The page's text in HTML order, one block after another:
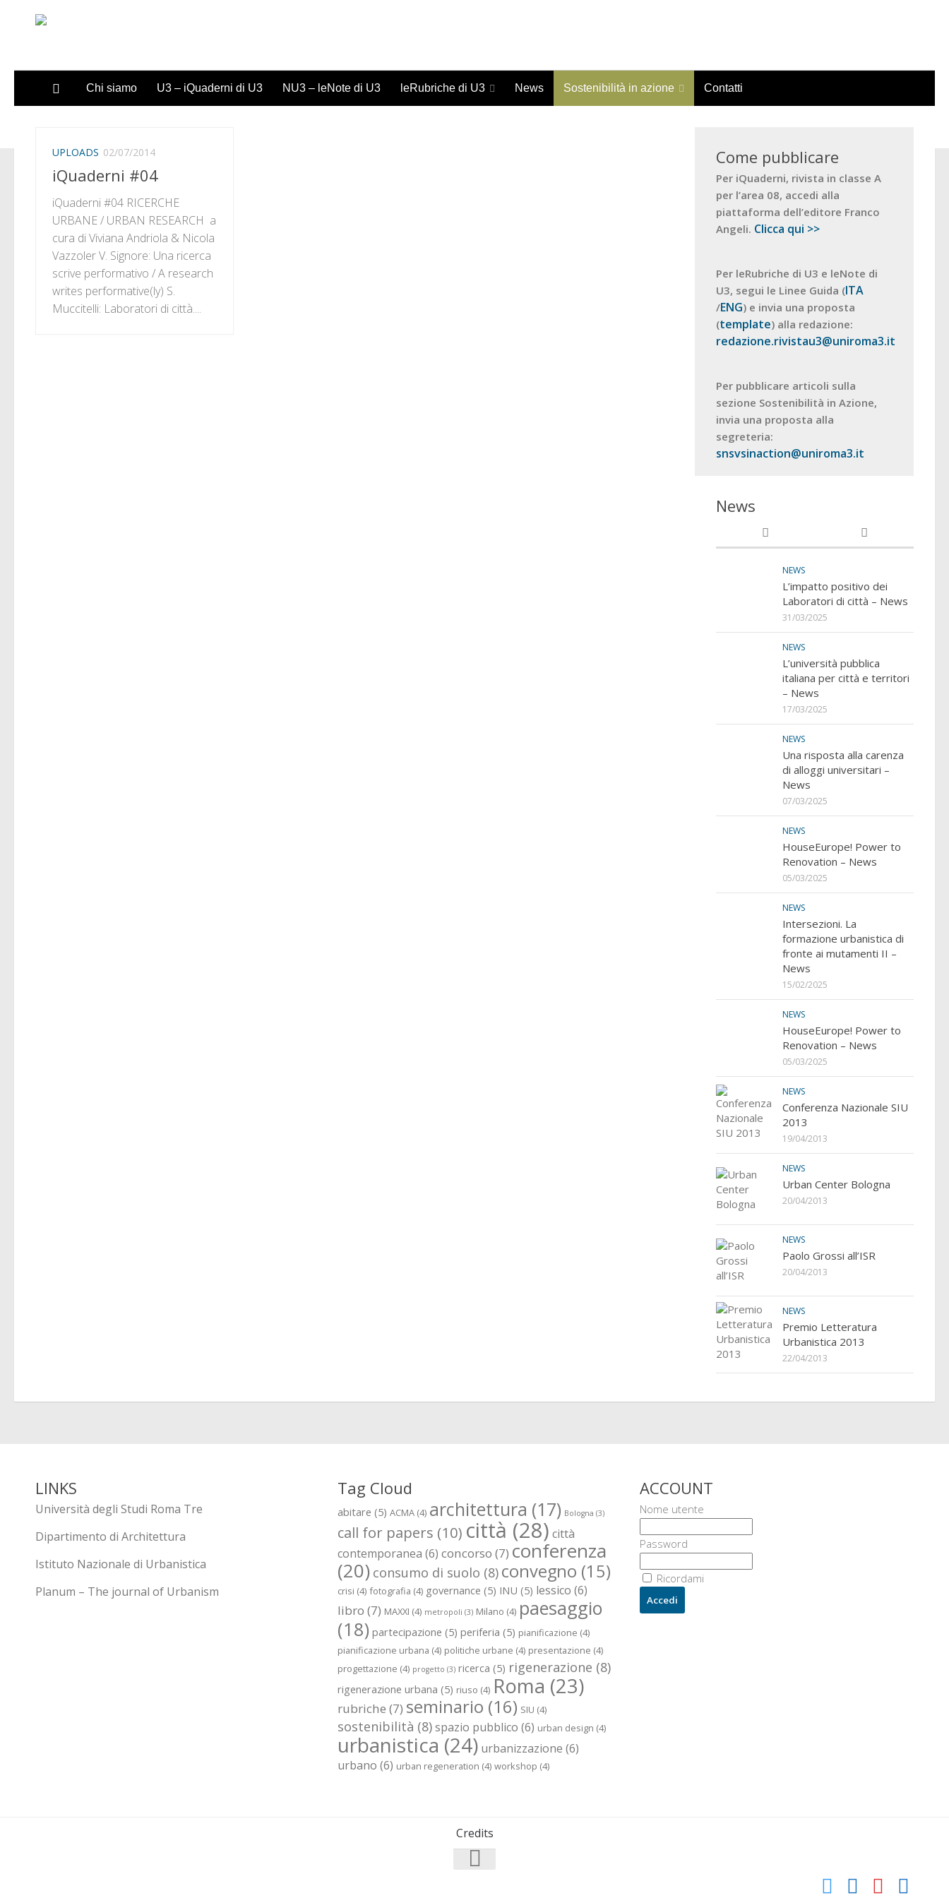
Sotto il contenuto
Chi siamo U3 – iQuaderni di U3 NU3 – leNote di U3 leRubriche di U3 News Sostenibilità in azione Contatti
UPLOADS 02/07/2014
iQuaderni #04
iQuaderni #04 RICERCHE
URBANE / URBAN RESEARCH a
cura di Viviana Andriola & Nicola
Vazzoler V. Signore: Una ricerca
scrive performativo / A research
writes performative(ly) S.
Muccitelli: Laboratori di città....
Come pubblicare
Per iQuaderni, rivista in classe A
per l’area 08, accedi alla
piattaforma dell’editore Franco
Angeli. Clicca qui >>
Per leRubriche di U3 e leNote di
U3, segui le Linee Guida (ITA
/ENG) e invia una proposta
(template) alla redazione:
redazione.rivistau3@uniroma3.it
Per pubblicare articoli sulla
sezione Sostenibilità in Azione,
invia una proposta alla
segreteria:
snsvsinaction@uniroma3.it
News
NEWS
L’impatto positivo dei
Laboratori di città – News
31/03/2025
NEWS
L’università pubblica
italiana per città e territori
– News
17/03/2025
NEWS
Una risposta alla carenza
di alloggi universitari –
News
07/03/2025
NEWS
HouseEurope! Power to
Renovation – News
05/03/2025
NEWS
Intersezioni. La
formazione urbanistica di
fronte ai mutamenti II –
News
15/02/2025
NEWS
HouseEurope! Power to
Renovation – News
05/03/2025
NEWS
Conferenza Nazionale SIU
2013
19/04/2013
NEWS
Urban Center Bologna
20/04/2013
NEWS
Paolo Grossi all’ISR
20/04/2013
NEWS
Premio Letteratura
Urbanistica 2013
22/04/2013
LINKS
Università degli Studi Roma Tre
Dipartimento di Architettura
Istituto Nazionale di Urbanistica
Planum – The journal of Urbanism
Tag Cloud
abitare (5) ACMA(4) architettura (17) Bologna (3)
call for papers (10) città (28) città
contemporanea (6) concorso (7) conferenza
(20) consumo di suolo (8) convegno (15)
crisi (4) fotografia (4) governance (5) INU (5) lessico (6)
libro (7) MAXXI (4) metropoli (3) Milano (4) paesaggio
(18) partecipazione (5) periferia (5) pianificazione (4)
pianificazione urbana (4) politiche urbane (4) presentazione (4)
progettazione (4) progetto (3) ricerca (5) rigenerazione (8)
rigenerazione urbana (5) riuso (4) Roma (23)
rubriche (7) seminario (16) SIU (4)
sostenibilità (8)spazio pubblico (6) urban design (4)
urbanistica (24) urbanizzazione (6)
urbano (6) urban regeneration (4) workshop (4)
ACCOUNT
Nome utente
Password
Ricordami
Credits